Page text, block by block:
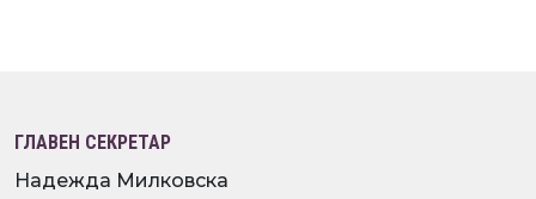
ГЛАВЕН СЕКРЕТАР
Надежда Милковска